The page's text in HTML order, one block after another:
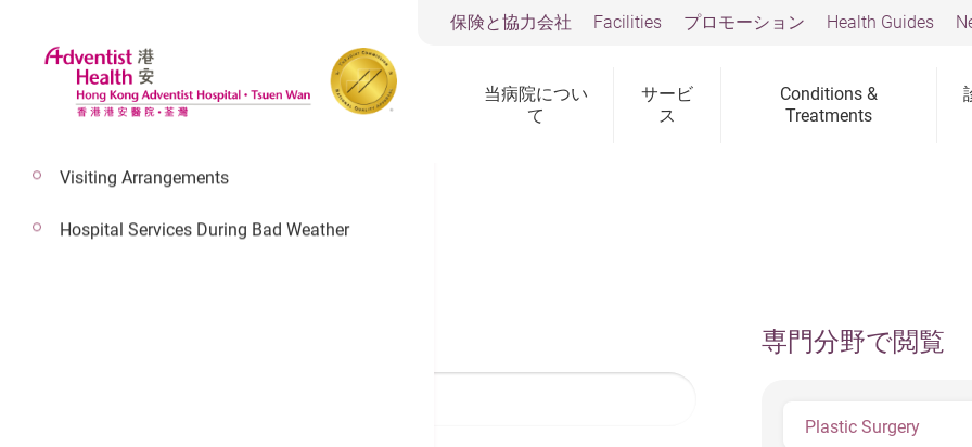
当病院につい
て
サービ
ス
Conditions &
Treatments
保険と協力会社 Facilities プロモーション Health Guides
医師の検索
専門分野で閲覧
Plastic Surgery
Visiting Arrangements
Hospital Services During Bad Weather